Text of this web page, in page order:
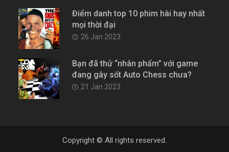
Điểm danh top 10 phim hài hay nhất
mọi thời đại
26 Jan 2023
Bạn đã thử “nhân phẩm” với game
đang gây sốt Auto Chess chưa?
21 Jan 2023
Copyright © All rights reserved.